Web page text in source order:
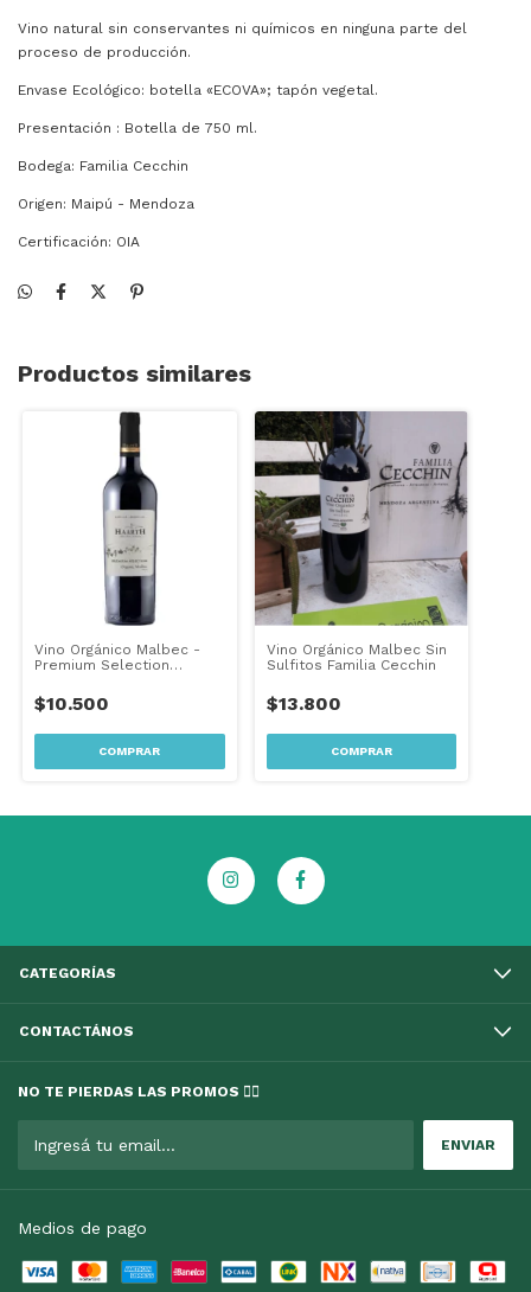
Vino natural sin conservantes ni químicos en ninguna parte del
proceso de producción.
Envase Ecológico: botella «ECOVA»; tapón vegetal.
Presentación : Botella de 750 ml.
Bodega: Familia Cecchin
Origen: Maipú - Mendoza
Certificación: OIA
Productos similares
Vino Orgánico Malbec -
Premium Selection
$10.500
Vino Orgánico Malbec Sin
Sulfitos Familia Cecchin
$13.800
CATEGORÍAS
CONTACTÁNOS
NO TE PIERDAS LAS PROMOS 👇🏻
Medios de pago